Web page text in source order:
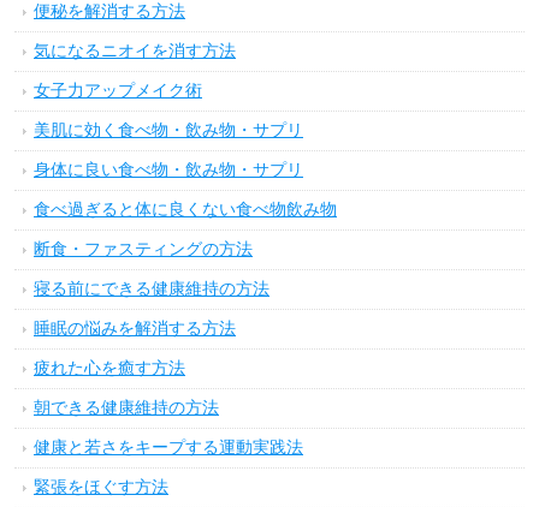
便秘を解消する方法
気になるニオイを消す方法
女子力アップメイク術
美肌に効く食べ物・飲み物・サプリ
身体に良い食べ物・飲み物・サプリ
食べ過ぎると体に良くない食べ物飲み物
断食・ファスティングの方法
寝る前にできる健康維持の方法
睡眠の悩みを解消する方法
疲れた心を癒す方法
朝できる健康維持の方法
健康と若さをキープする運動実践法
緊張をほぐす方法